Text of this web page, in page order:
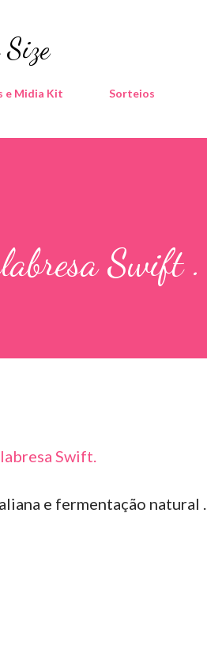
e Midia Kit Sorteios
Swift .
Swift.
e fermentação natural .